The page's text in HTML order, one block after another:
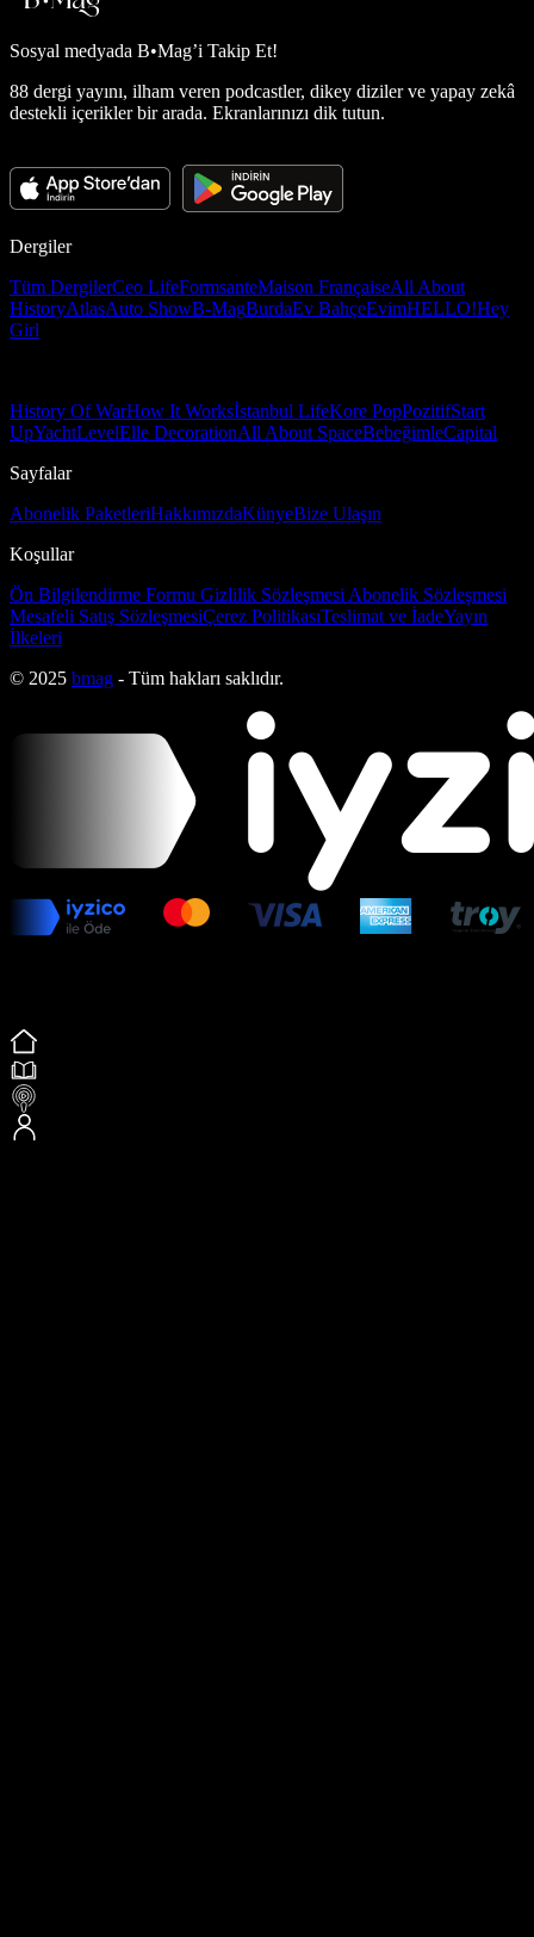
Sosyal medyada B•Mag’i Takip Et!
88 dergi yayını, ilham veren podcastler, dikey diziler ve yapay zekâ
destekli içerikler bir arada. Ekranlarınızı dik tutun.
Dergiler
Tüm DergilerCeo LifeFormsanteMaison FrançaiseAll About
HistoryAtlasAuto ShowB-MagBurdaEv BahçeEvimHELLO!Hey
Girl
History Of WarHow It Worksİstanbul LifeKore PopPozitifStart
UpYachtLevelElle DecorationAll About SpaceBebeğimleCapital
Sayfalar
Abonelik PaketleriHakkımızdaKünyeBize Ulaşın
Koşullar
Ön Bilgilendirme Formu Gizlilik Sözleşmesi Abonelik Sözleşmesi
Mesafeli Satış SözleşmesiÇerez PolitikasıTeslimat ve İadeYayın
İlkeleri
© 2025 bmag - Tüm hakları saklıdır.